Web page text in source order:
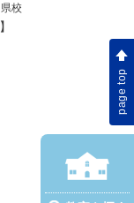
校
page top